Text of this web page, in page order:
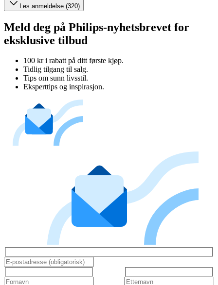
Les anmeldelse (320)
Meld deg på Philips-nyhetsbrevet for
eksklusive tilbud
100 kr i rabatt på ditt første kjøp.
Tidlig tilgang til salg.
Tips om sunn livsstil.
Eksperttips og inspirasjon.